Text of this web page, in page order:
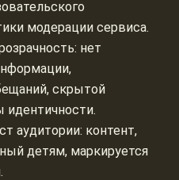
модерации сервиса.
нет
скрытой
аудитории: контент,
детям, маркируется